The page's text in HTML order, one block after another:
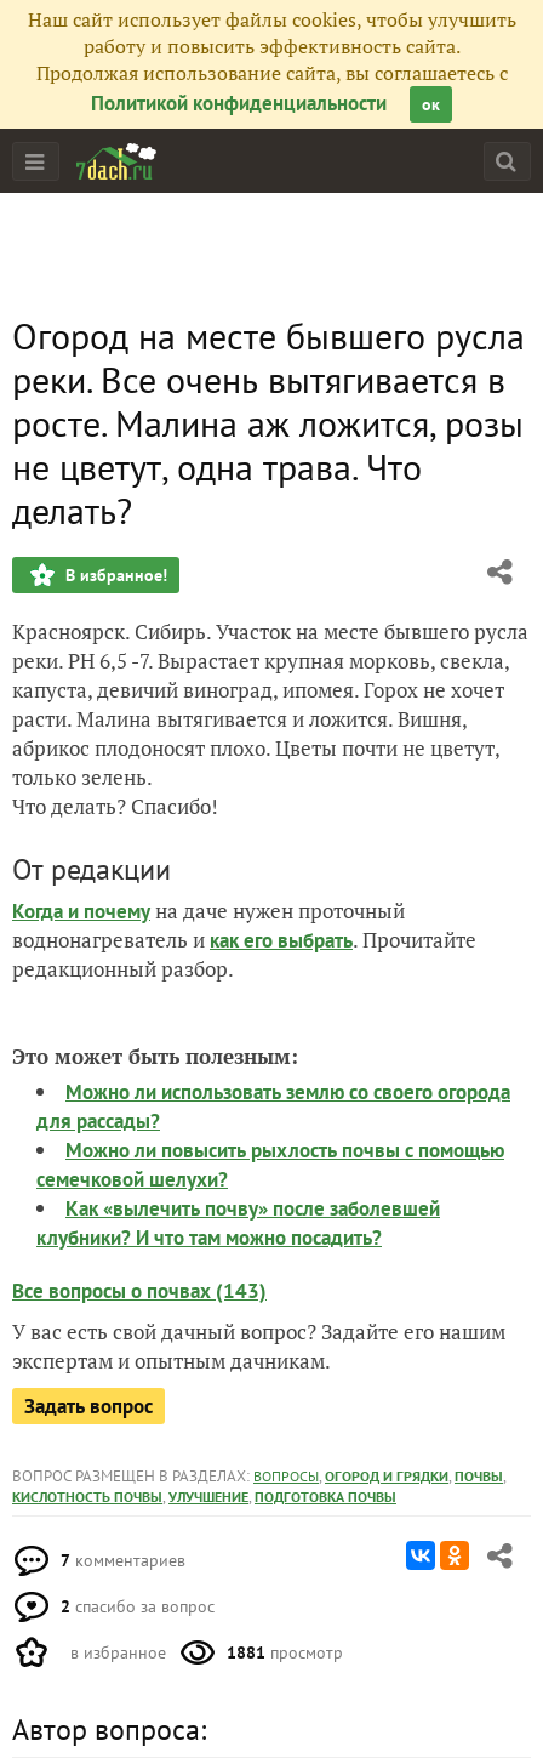
Наш сайт использует файлы cookies, чтобы улучшить
работу и повысить эффективность сайта.
Продолжая использование сайта, вы соглашаетесь с
Политикой конфиденциальности
ок
Огород на месте бывшего русла
реки. Все очень вытягивается в
росте. Малина аж ложится, розы
не цветут, одна трава. Что
делать?
В избранное!
Красноярск. Сибирь. Участок на месте бывшего русла
реки. PH 6,5 -7. Вырастает крупная морковь, свекла,
капуста, девичий виноград, ипомея. Горох не хочет
расти. Малина вытягивается и ложится. Вишня,
абрикос плодоносят плохо. Цветы почти не цветут,
только зелень.
Что делать? Спасибо!
От редакции
Когда и почемуна даче нужен проточный
воднонагреватель и как его выбрать. Прочитайте
редакционный разбор.
Это может быть полезным:
Можно ли использовать землю со своего огорода
для рассады?
Можно ли повысить рыхлость почвы с помощью
семечковой шелухи?
Как «вылечить почву» после заболевшей
клубники? И что там можно посадить?
Все вопросы о почвах (143)
У вас есть свой дачный вопрос? Задайте его нашим
экспертам и опытным дачникам.
Задать вопрос
ВОПРОС РАЗМЕЩЕН В РАЗДЕЛАХ: ВОПРОСЫ, ОГОРОД И ГРЯДКИ, ПОЧВЫ,
КИСЛОТНОСТЬ ПОЧВЫ, УЛУЧШЕНИЕ, ПОДГОТОВКА ПОЧВЫ
7 комментариев
2 спасибо за вопрос
в избранное 1881 просмотр
Автор вопроса: